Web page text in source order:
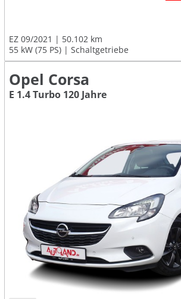
EZ 09/2021
50.102 km
55 kW (75 PS)
Schaltgetriebe
Opel Corsa
E 1.4 Turbo 120 Jahre